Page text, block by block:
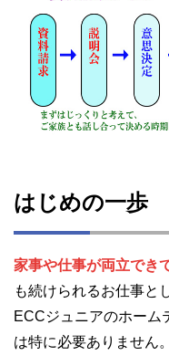
はじめの一歩
家事や仕事が両立できて
も続けられるお仕事と
ECCジュニアのホーム
は特に必要ありません。